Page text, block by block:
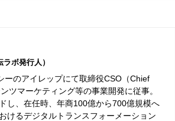
ボ発行人）
ーのアイレップにて取締役CSO（Chief
ツマーケティング等の事業開発に従事。
し、在任時、年商100億から700億規模へ
けるデジタルトランスフォーメーション